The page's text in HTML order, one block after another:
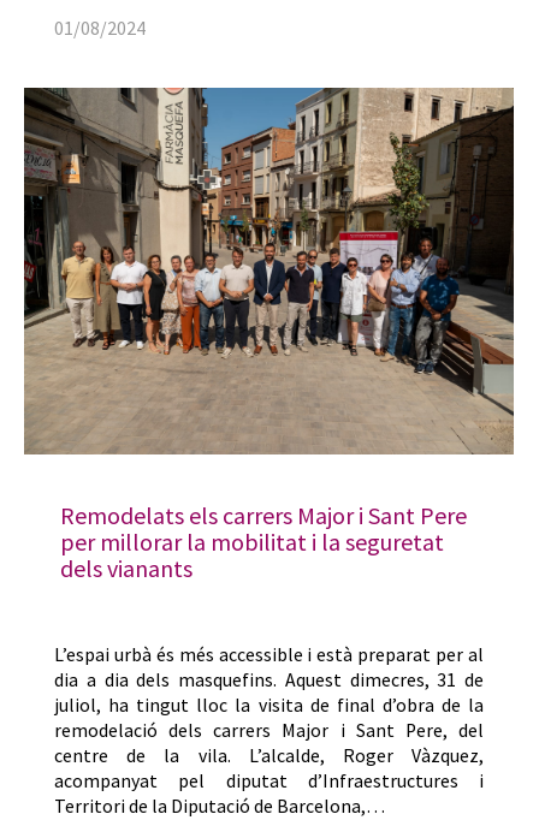
01/08/2024
Remodelats els carrers Major i Sant Pere
per millorar la mobilitat i la seguretat
dels vianants
L’espai urbà és més accessible i està preparat per al
dia a dia dels masquefins. Aquest dimecres, 31 de
juliol, ha tingut lloc la visita de final d’obra de la
remodelació dels carrers Major i Sant Pere, del
centre de la vila. L’alcalde, Roger Vàzquez,
acompanyat pel diputat d’Infraestructures i
Territori de la Diputació de Barcelona,…